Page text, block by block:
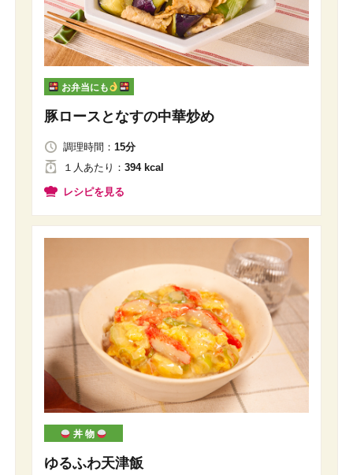
お弁当にも
豚ロースとなすの中華炒め
調理時間： 15分
１人 あたり ： 394 kcal
レシピを見る
丼 物
ゆるふわ天津飯